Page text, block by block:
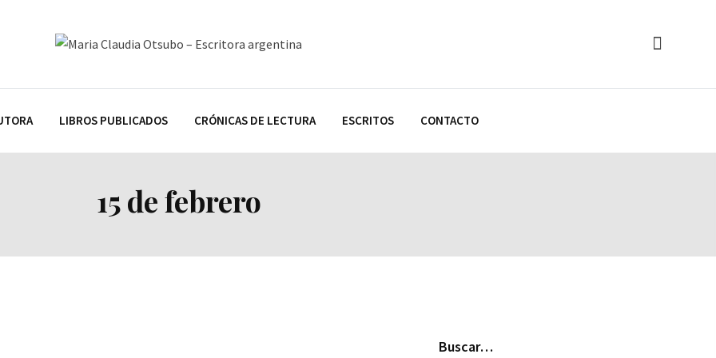
LIBROS PUBLICADOS CRÓNICAS DE LECTURA ESCRITOS CONTACTO
15 de febrero
Buscar…